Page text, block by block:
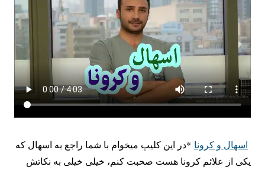
اسهال و کرونا *در این کلیپ میخوام با شما راجع به اسهال که
یکی از علائم کرونا هست صحبت کنم، خیلی خیلی به نکاتش